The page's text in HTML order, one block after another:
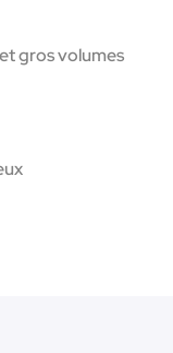
gros volumes